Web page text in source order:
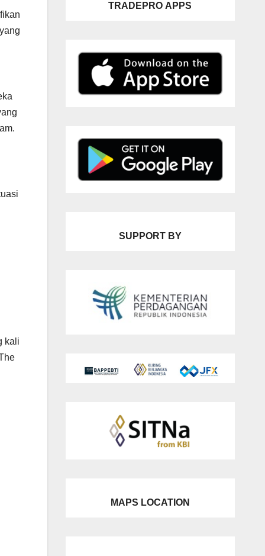
kali
TRADEPRO APPS
SUPPORT BY
MAPS LOCATION